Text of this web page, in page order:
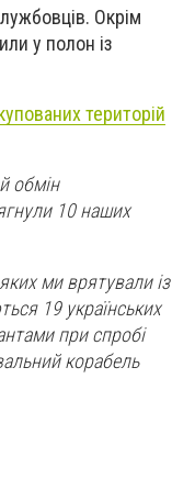
Окрім
у полон із
територій
обмін
10 наших
ми врятували із
19 українських
при спробі
корабель